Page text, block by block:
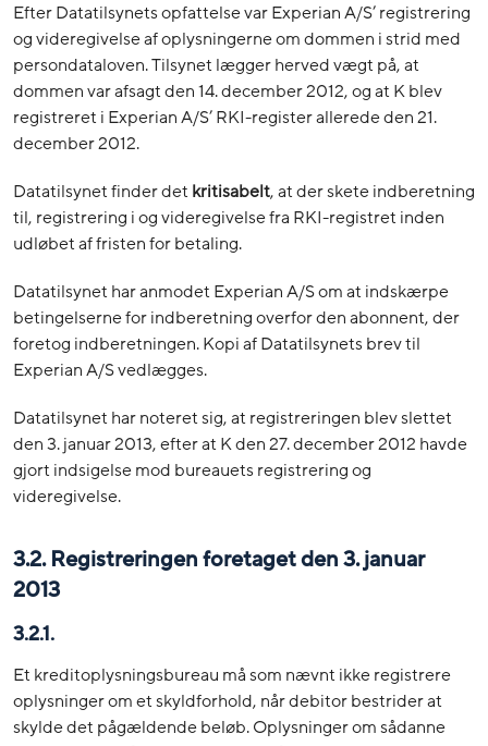
Efter Datatilsynets opfattelse var Experian A/S’ registrering
og videregivelse af oplysningerne om dommen i strid med
persondataloven. Tilsynet lægger herved vægt på, at
dommen var afsagt den 14. december 2012, og at K blev
registreret i Experian A/S’ RKI-register allerede den 21.
december 2012.
Datatilsynet finder det kritisabelt, at der skete indberetning
til, registrering i og videregivelse fra RKI-registret inden
udløbet af fristen for betaling.
Datatilsynet har anmodet Experian A/S om at indskærpe
betingelserne for indberetning overfor den abonnent, der
foretog indberetningen. Kopi af Datatilsynets brev til
Experian A/S vedlægges.
Datatilsynet har noteret sig, at registreringen blev slettet
den 3. januar 2013, efter at K den 27. december 2012 havde
gjort indsigelse mod bureauets registrering og
videregivelse.
3.2. Registreringen foretaget den 3. januar
2013
3.2.1.
Et kreditoplysningsbureau må som nævnt ikke registrere
oplysninger om et skyldforhold, når debitor bestrider at
skylde det pågældende beløb. Oplysninger om sådanne